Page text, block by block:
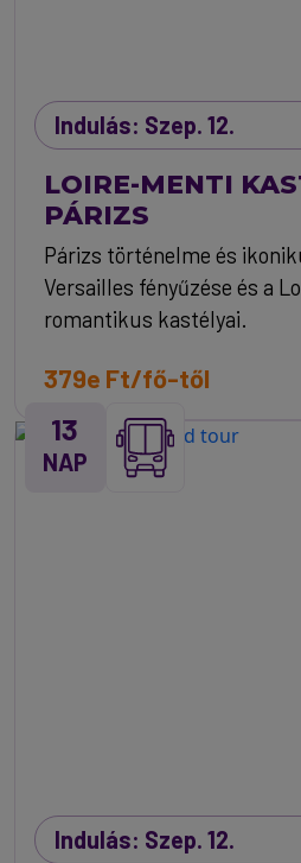
Indulás: Szep. 12.
LOIRE-MENTI
PÁRIZS
Párizs történelme és
Versailles fényűzése és a
romantikus kastélyai.
379e Ft/fő-től
13
NAP
Indulás: Szep. 12.